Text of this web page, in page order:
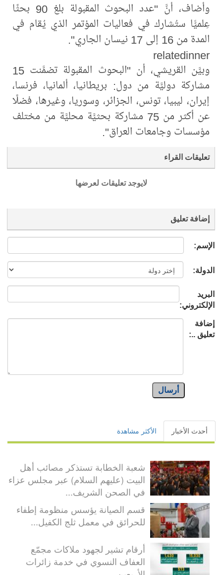
وأضاف، أنَّ "عدد البحوث المقبولة بلغ 90 بحثًا
عِلميًّا ستُشارك في فعاليات المؤتمر الذي يُقام في
المدة من 16 إلى 17 نيسان الجاري".
relatedinner
وبيَّن القريشي، أن "البحوث المقبولة تضمَّنت 15
مشاركة دوليَّة من دول: بريطانيا، ألمانيا، فرنسا،
إيران، ليبيا، تونس، الجزائر، وسوريا، وغيرها، فضلًا
عن أكثر من 75 مشاركة بحثيَّة محليَّة من مختلف
مؤسسات وجامعات العراق".
تعليقات القراء
لايوجد تعليقات لعرضها
إضافة تعليق
الإسم:
الدولة:
البريد
الإلكتروني:
إضافة
تعليق ..:
أرسال
أحدث الأخبار الأكثر مشاهدة
شعبة الخطابة تستذكر مصائب أهل
البيت (عليهم السلام) عبر مجلس عزاء
في الصحن الشريف...
قسم الصيانة يؤسس منظومة إطفاء
للحرائق في معمل ثلج الكفيل...
أرقام تشير لجهود ملاكات مجمّع
العفاف النسوي في خدمة زائرات